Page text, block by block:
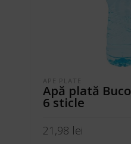
APE PLATE
Apă plată
6 sticle
21,98 lei